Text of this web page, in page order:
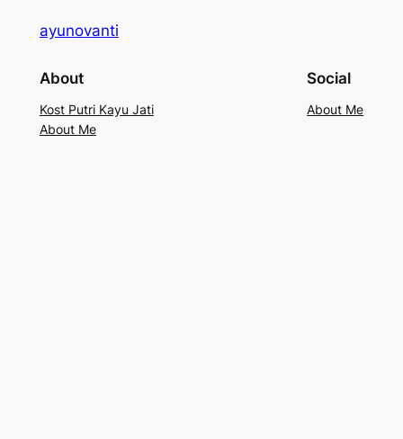
ayunovanti
About
Kost Putri Kayu Jati
About Me
Social
About Me